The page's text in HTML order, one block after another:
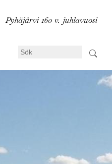
till
Pyhäjärvi 160 v. juhlavuosi
Sök